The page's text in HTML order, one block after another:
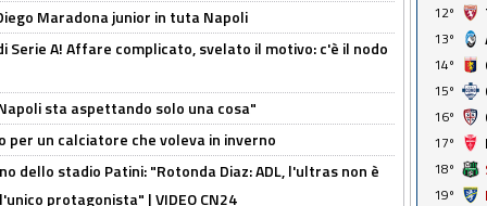
Maradona junior in tuta Napoli
Serie A! Affare complicato, svelato il motivo: c'è il nodo
sta aspettando solo una cosa"
per un calciatore che voleva in inverno
dello stadio Patini: "Rotonda Diaz: ADL, l'ultras non è
protagonista" | VIDEO CN24
12º
13º
14º
15º
16º
17º
18º
19º